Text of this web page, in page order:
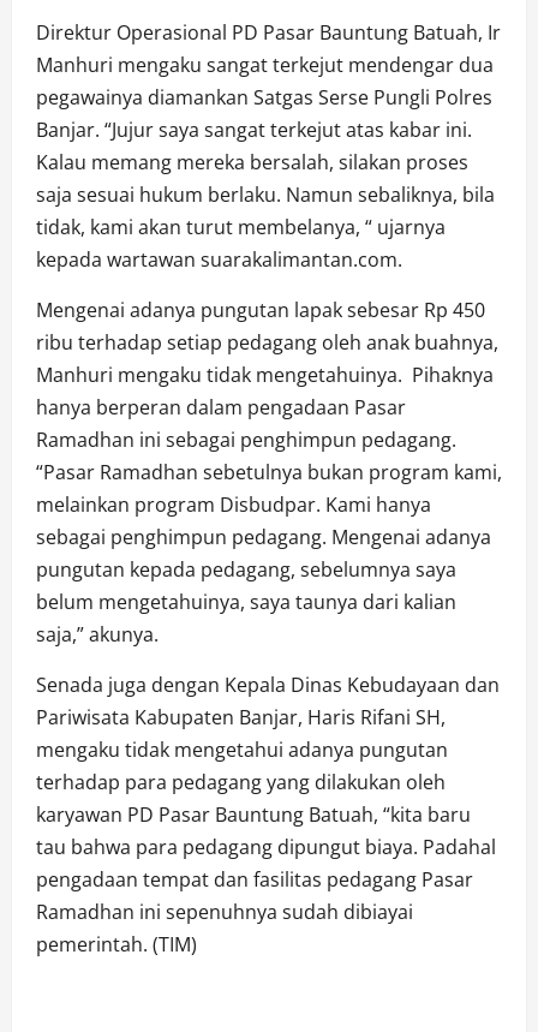
Direktur Operasional PD Pasar Bauntung Batuah, Ir
Manhuri mengaku sangat terkejut mendengar dua
pegawainya diamankan Satgas Serse Pungli Polres
Banjar. “Jujur saya sangat terkejut atas kabar ini.
Kalau memang mereka bersalah, silakan proses
saja sesuai hukum berlaku. Namun sebaliknya, bila
tidak, kami akan turut membelanya, “ ujarnya
kepada wartawan suarakalimantan.com.
Mengenai adanya pungutan lapak sebesar Rp 450
ribu terhadap setiap pedagang oleh anak buahnya,
Manhuri mengaku tidak mengetahuinya. Pihaknya
hanya berperan dalam pengadaan Pasar
Ramadhan ini sebagai penghimpun pedagang.
“Pasar Ramadhan sebetulnya bukan program kami,
melainkan program Disbudpar. Kami hanya
sebagai penghimpun pedagang. Mengenai adanya
pungutan kepada pedagang, sebelumnya saya
belum mengetahuinya, saya taunya dari kalian
saja,” akunya.
Senada juga dengan Kepala Dinas Kebudayaan dan
Pariwisata Kabupaten Banjar, Haris Rifani SH,
mengaku tidak mengetahui adanya pungutan
terhadap para pedagang yang dilakukan oleh
karyawan PD Pasar Bauntung Batuah, “kita baru
tau bahwa para pedagang dipungut biaya. Padahal
pengadaan tempat dan fasilitas pedagang Pasar
Ramadhan ini sepenuhnya sudah dibiayai
pemerintah. (TIM)